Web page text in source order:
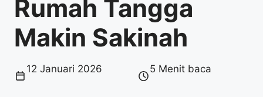
Rumah Tangga
Makin Sakinah
12 Januari 2026 5 Menit baca